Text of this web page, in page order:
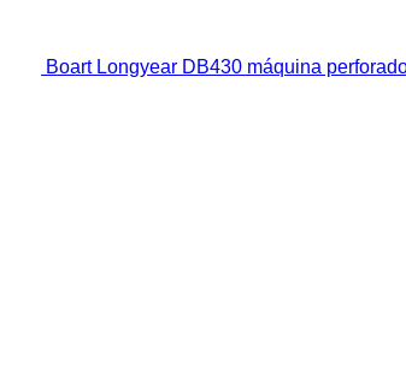
Boart Longyear DB430 máquina